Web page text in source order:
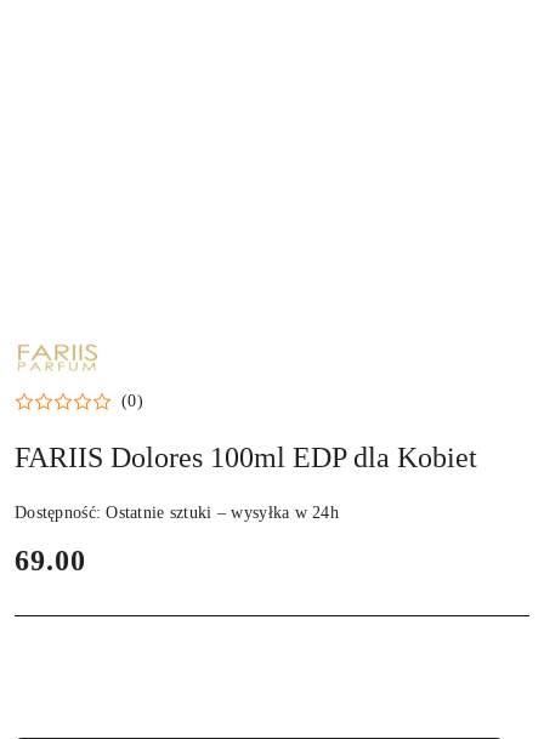
FARIIS
(0)
FARIIS Dolores 100ml EDP dla Kobiet
Dostępność:Ostatnie sztuki – wysyłka w 24h
cena:
69.00